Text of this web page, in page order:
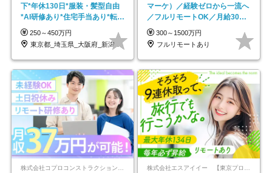
下*年休130日*服装・髪型自由
*AI研修あり*住宅手当あり*転勤
なし
250～450万円
東京都_埼玉県_大阪府_新潟県_福岡県
マーケ）／経験ゼロから一流へ
／フルリモートOK／月給30万
円～／年休130日以上
300～1500万円
フルリモートあり